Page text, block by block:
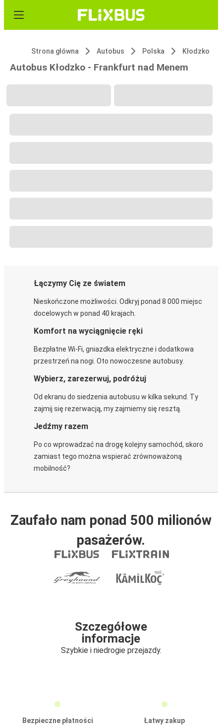
Strona główna Autobus Polska Kłodzko
Autobus Kłodzko - Frankfurt nad Menem
Łączymy Cię ze światem
Nieskończone możliwości. Odkryj ponad 8 000 miejsc
docelowych w ponad 40 krajach.
Komfort na wyciągnięcie ręki
Bezpłatne Wi-Fi, gniazdka elektryczne i dodatkowa
przestrzeń na nogi. Oto nowoczesne autobusy.
Wybierz, zarezerwuj, podróżuj
Od ekranu do siedzenia autobusu w kilka sekund. Ty
zajmij się rezerwacją, my zajmiemy się resztą.
Jedźmy razem
Po co wprowadzać na drogę kolejny samochód, skoro
zamiast tego można wspierać zrównoważoną
mobilność?
Zaufało nam ponad 500 milionów
pasażerów.
Szczegółowe
informacje
Szybkie i niedrogie przejazdy.
Bezpieczne płatności
Łatwy zakup